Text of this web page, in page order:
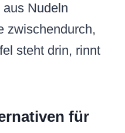
Nudeln
zwischendurch,
steht drin, rinnt
für